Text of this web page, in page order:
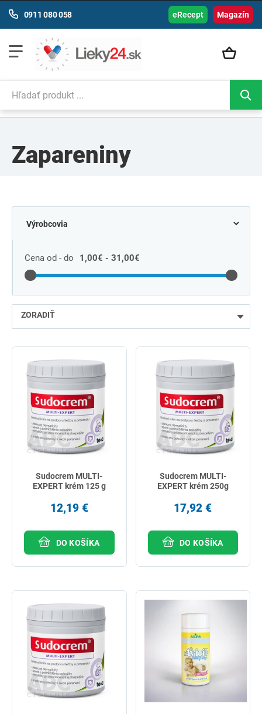
Magazín
0911 080 058 eRecept
Zapareniny
Cena od - do 1,00€ - 31,00€
ZORADIŤ
najdrahšie
najpredávanejšie
podľa názvu od A
Sudocrem MULTI-
EXPERT krém 125 g
12,19 €
DO KOŠÍKA
Sudocrem MULTI-
EXPERT krém 250g
17,92 €
DO KOŠÍKA